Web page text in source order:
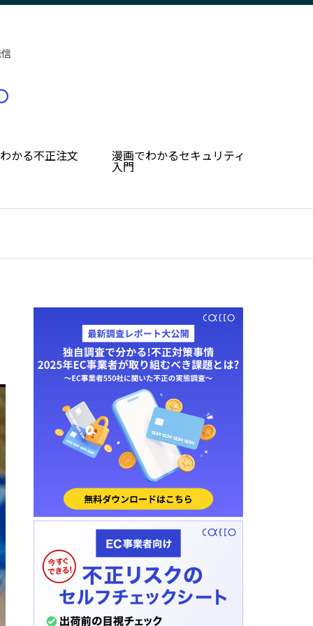
かる不正注文
漫画でわかるセキュリティ
入門